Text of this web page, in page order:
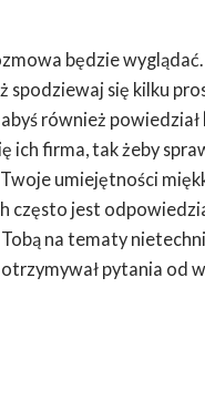
będzie
spodziewaj się kilku
również powiedział
ich firma, tak żeby
umiejętności
często jest
na tematy
pytania od